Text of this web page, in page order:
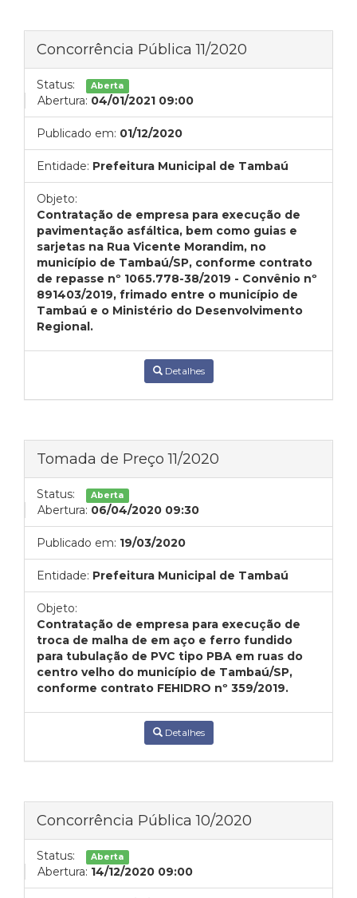
Concorrência Pública 11/2020
Status: Aberta
Abertura: 04/01/2021 09:00
Publicado em: 01/12/2020
Entidade: Prefeitura Municipal de Tambaú
Objeto:
Contratação de empresa para execução de
pavimentação asfáltica, bem como guias e
sarjetas na Rua Vicente Morandim, no
município de Tambaú/SP, conforme contrato
de repasse nº 1065.778-38/2019 - Convênio nº
891403/2019, frimado entre o município de
Tambaú e o Ministério do Desenvolvimento
Regional.
Detalhes
Tomada de Preço 11/2020
Status: Aberta
Abertura: 06/04/2020 09:30
Publicado em: 19/03/2020
Entidade: Prefeitura Municipal de Tambaú
Objeto:
Contratação de empresa para execução de
troca de malha de em aço e ferro fundido
para tubulação de PVC tipo PBA em ruas do
centro velho do município de Tambaú/SP,
conforme contrato FEHIDRO nº 359/2019.
Detalhes
Concorrência Pública 10/2020
Status: Aberta
Abertura: 14/12/2020 09:00